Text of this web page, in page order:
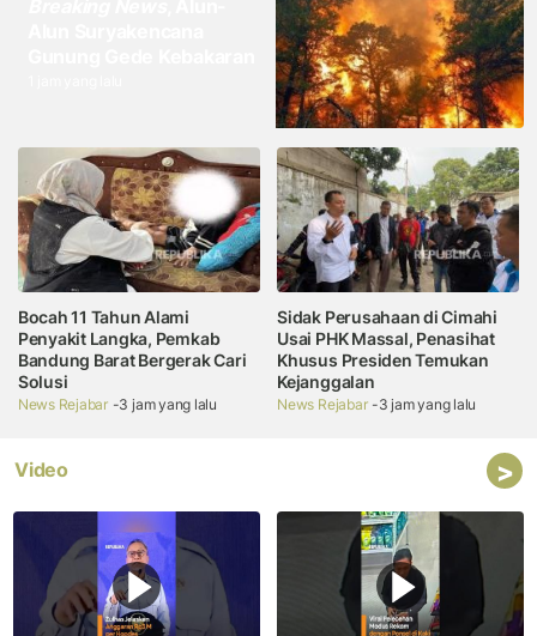
Bocah 11 Tahun Alami
Penyakit Langka, Pemkab
Bandung Barat Bergerak Cari
Solusi
News Rejabar -3 jam yang lalu
Sidak Perusahaan di Cimahi
Usai PHK Massal, Penasihat
Khusus Presiden Temukan
Kejanggalan
News Rejabar -3 jam yang lalu
Video >